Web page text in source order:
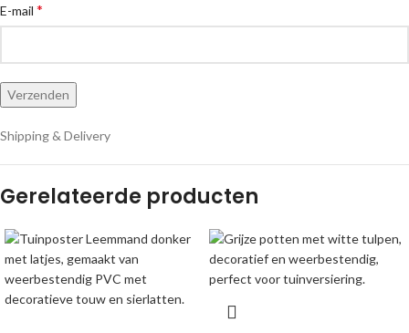
E-mail *
Shipping & Delivery
Gerelateerde producten